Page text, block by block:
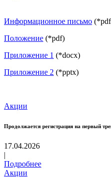
Информационное письмо
Положение (*pdf)
Приложение 1 (*docx)
Приложение 2 (*pptx)
Акции
Продолжается регистрация на первый
17.04.2026
|
Подробнее
Акции